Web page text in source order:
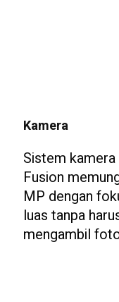
Kamera
Sistem
Fusion
MP dengan
luas tanpa
mengambil